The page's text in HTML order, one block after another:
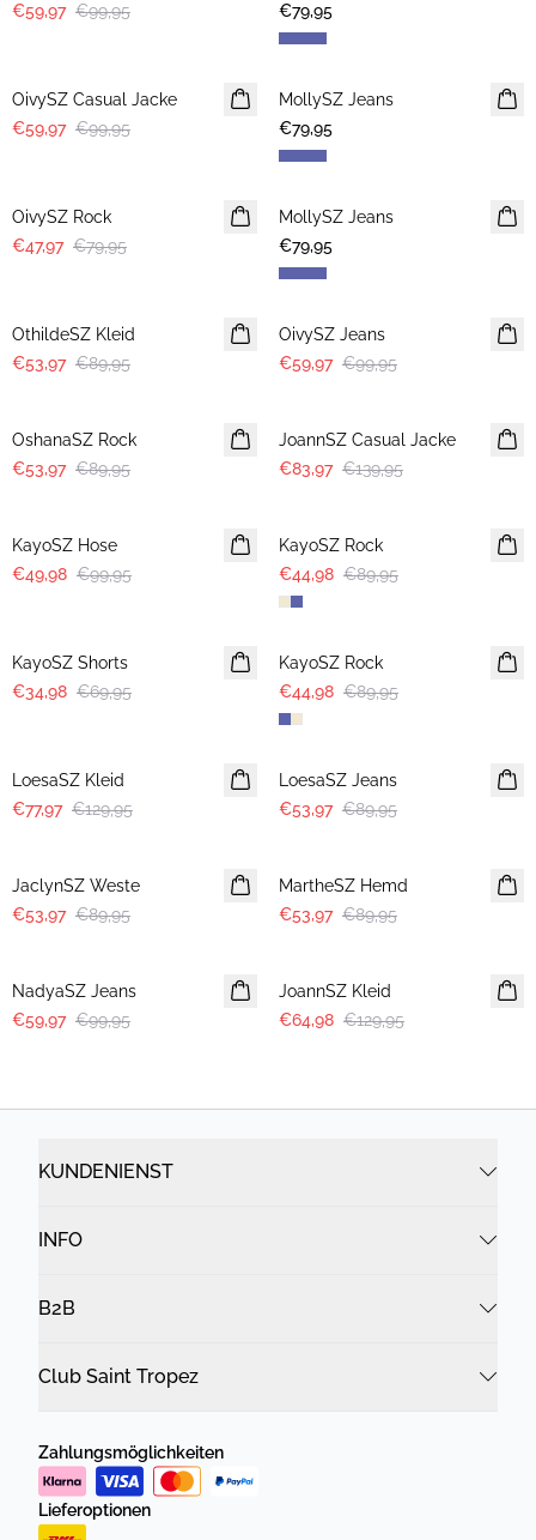
€59,97 €99,95
€79,95
OivySZ Casual Jacke
€59,97 €99,95
MollySZ Jeans
€79,95
OivySZ Rock
€47,97 €79,95
MollySZ Jeans
€79,95
OthildeSZ Kleid
€53,97 €89,95
-40%
OivySZ Jeans
€59,97 €99,95
OshanaSZ Rock
€53,97 €89,95
JoannSZ Casual Jacke
€83,97 €139,95
KayoSZ Hose
€49,98 €99,95
KayoSZ Rock
€44,98 €89,95
KayoSZ Shorts
€34,98 €69,95
-50%
KayoSZ Rock
€44,98 €89,95
LoesaSZ Kleid
€77,97 €129,95
-40%
LoesaSZ Jeans
€53,97 €89,95
JaclynSZ Weste
€53,97 €89,95
MartheSZ Hemd
€53,97 €89,95
NadyaSZ Jeans
€59,97 €99,95
JoannSZ Kleid
€64,98 €129,95
KUNDENIENST
INFO
B2B
Club Saint Tropez
Zahlungsmöglichkeiten
Lieferoptionen